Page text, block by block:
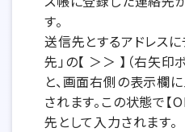
す。
送信先とするアドレスに
先」の【 ＞＞ 】（右矢印
と、画面右側の表示欄
されます。この状態で【
先として入力されます。